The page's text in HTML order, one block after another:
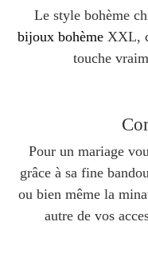
Le style bohème
bijoux bohème XXL,
touche
Pour un mariage
grâce à sa fine
ou bien même la
autre de vos